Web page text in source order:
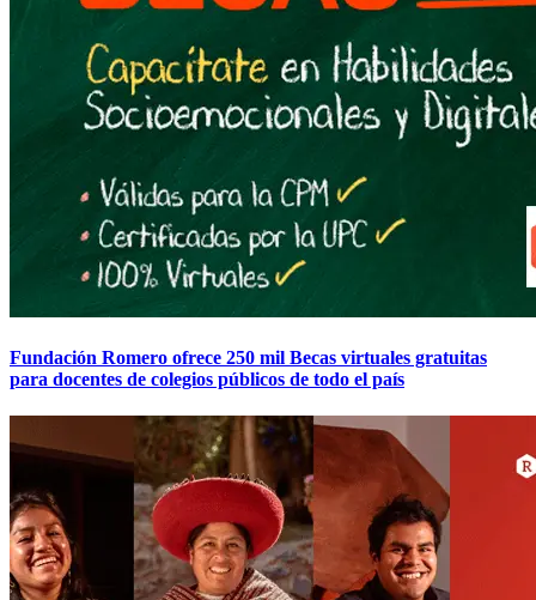
Fundación Romero ofrece 250 mil Becas virtuales gratuitas
para docentes de colegios públicos de todo el país